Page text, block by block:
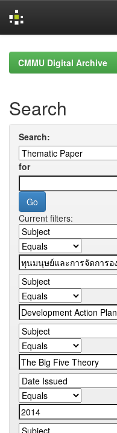
navigationCMMU Digital Archive
Search
Search:
for
Current filters: